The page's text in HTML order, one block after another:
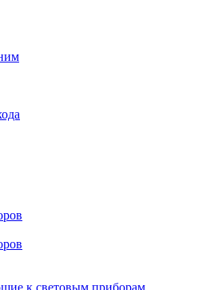
к световым приборам